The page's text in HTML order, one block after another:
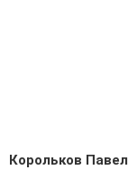
Корольков Павел